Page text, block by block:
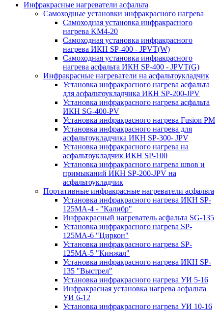
Инфракрасные нагреватели асфальта
Самоходные установки инфракрасного нагрева
Самоходная установка инфракрасного
нагрева KM4-20
Самоходная установка инфракрасного
нагрева ИКН SP-400 - JPVT(W)
Самоходная установка инфракрасного
нагрева асфальта ИКН SP-400 - JPVT(G)
Инфракрасные нагреватели на асфальтоукладчик
Установка инфракрасного нагрева асфальта
для асфальтоукладчика ИКН SP-200-JPV
Установка инфракрасного нагрева асфальта
ИКН SG-400-PV
Установка инфракрасного нагрева Fusion PM
Установка инфракрасного нагрева для
асфальтоукладчика ИКН SP-300- JPV
Установка инфракрасного нагрева на
асфальтоукладчик ИКН SP-100
Установка инфракрасного нагрева швов и
примыканий ИКН SP-200-JPV на
асфальтоукладчик
Портативные инфракрасные нагреватели асфальта
Установка инфракрасного нагрева ИКН SP-
125МA-4 - "Калибр"
Инфракрасный нагреватель асфальта SG-135
Установка инфракрасного нагрева SP-
125МA-6 "Циркон"
Установка инфракрасного нагрева SP-
125МA-5 "Кинжал"
Установка инфракрасного нагрева ИКН SP-
135 "Выстрел"
Установка инфракрасного нагрева УИ 5-16
Инфракрасная установка нагрева асфальта
УИ 6-12
Установка инфракрасного нагрева УИ 10-16